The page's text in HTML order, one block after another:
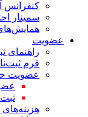
کنفرانس
سمینار
عضویت
راهنمای
فرم
عضویت
ثبت